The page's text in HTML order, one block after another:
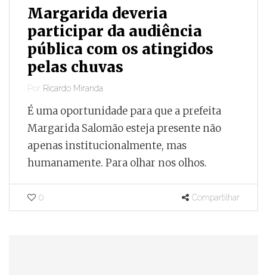
Margarida deveria
participar da audiência
pública com os atingidos
pelas chuvas
Por Ricardo Miranda
É uma oportunidade para que a prefeita
Margarida Salomão esteja presente não
apenas institucionalmente, mas
humanamente. Para olhar nos olhos.
0 Compartilhar